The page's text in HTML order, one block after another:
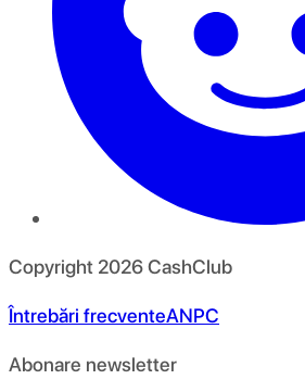
Copyright 2026CashClub
Întrebări frecventeANPC
Abonare newsletter